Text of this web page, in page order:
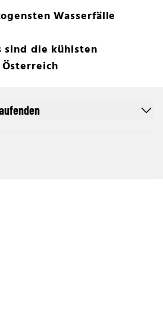
Wasserfälle
sind die kühlsten